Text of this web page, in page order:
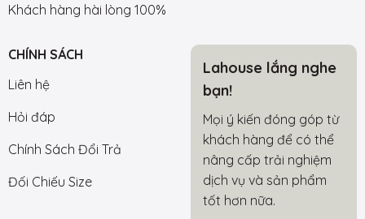
Khách hàng hài lòng 100%
CHÍNH SÁCH
Liên hệ
Hỏi đáp
Chính Sách Đổi Trả
Đối Chiếu Size
Lahouse lắng nghe
bạn!
Mọi ý kiến đóng góp từ
khách hàng để có thể
nâng cấp trải nghiệm
dịch vụ và sản phẩm
tốt hơn nữa.